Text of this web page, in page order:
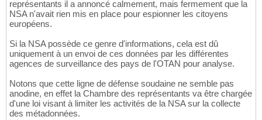
représentants il a annoncé calmement, mais fermement que la
NSA n'avait rien mis en place pour espionner les citoyens
européens.
Si la NSA possède ce genre d'informations, cela est dû
uniquement à un envoi de ces données par les différentes
agences de surveillance des pays de l'OTAN pour analyse.
Notons que cette ligne de défense soudaine ne semble pas
anodine, en effet la Chambre des représentants va être chargée
d'une loi visant à limiter les activités de la NSA sur la collecte
des métadonnées.